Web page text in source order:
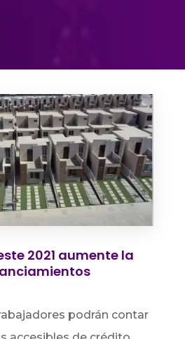
2021 aumente la
podrán contar